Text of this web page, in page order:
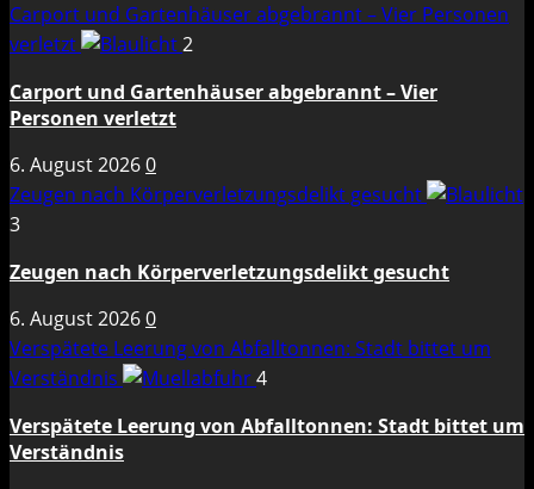
Carport und Gartenhäuser abgebrannt – Vier Personen
verletzt
2
Carport und Gartenhäuser abgebrannt – Vier
Personen verletzt
6. August 20260
Zeugen nach Körperverletzungsdelikt gesucht
3
Zeugen nach Körperverletzungsdelikt gesucht
6. August 20260
Verspätete Leerung von Abfalltonnen: Stadt bittet um
Verständnis
4
Verspätete Leerung von Abfalltonnen: Stadt bittet um
Verständnis